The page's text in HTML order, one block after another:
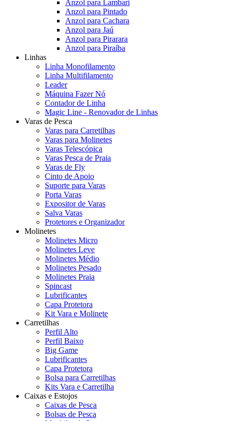
Anzol para Lambari
Anzol para Pintado
Anzol para Cachara
Anzol para Jaú
Anzol para Pirarara
Anzol para Piraíba
Linhas
Linha Monofilamento
Linha Multifilamento
Leader
Máquina Fazer Nó
Contador de Linha
Magic Line - Renovador de Linhas
Varas de Pesca
Varas para Carretilhas
Varas para Molinetes
Varas Telescópica
Varas Pesca de Praia
Varas de Fly
Cinto de Apoio
Suporte para Varas
Porta Varas
Expositor de Varas
Salva Varas
Protetores e Organizador
Molinetes
Molinetes Micro
Molinetes Leve
Molinetes Médio
Molinetes Pesado
Molinetes Praia
Spincast
Lubrificantes
Capa Protetora
Kit Vara e Molinete
Carretilhas
Perfil Alto
Perfil Baixo
Big Game
Lubrificantes
Capa Protetora
Bolsa para Carretilhas
Kits Vara e Carretilha
Caixas e Estojos
Caixas de Pesca
Bolsas de Pesca